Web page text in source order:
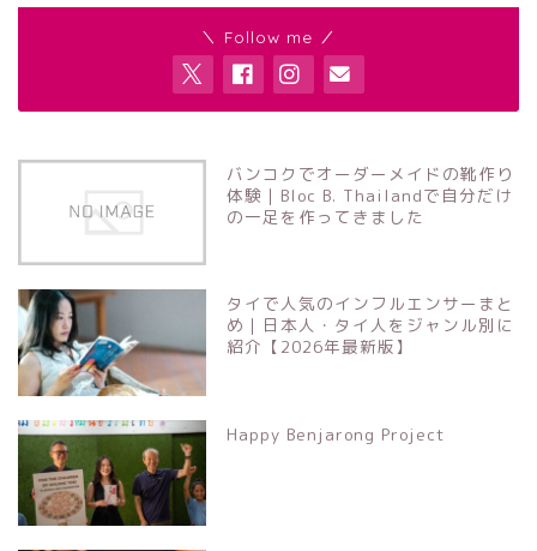
＼ Follow me ／
バンコクでオーダーメイドの靴作り
体験｜Bloc B. Thailandで自分だけ
の一足を作ってきました
タイで人気のインフルエンサーまと
め｜日本人・タイ人をジャンル別に
紹介【2026年最新版】
Happy Benjarong Project